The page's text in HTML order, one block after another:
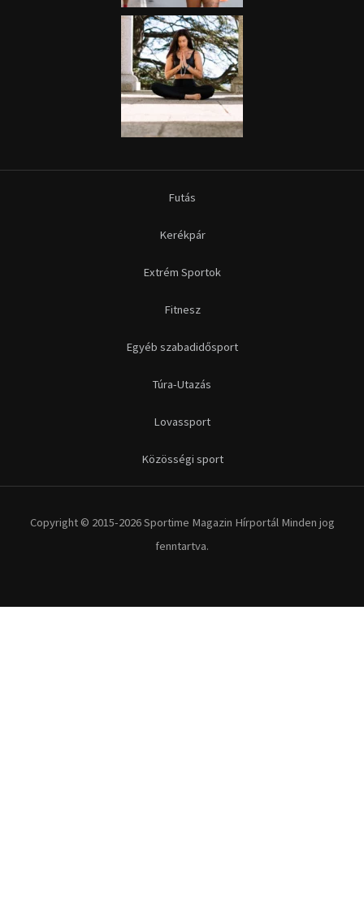
Futás
Kerékpár
Extrém Sportok
Fitnesz
Egyéb szabadidősport
Túra-Utazás
Lovassport
Közösségi sport
Copyright © 2015-2026 Sportime Magazin Hírportál Minden jog
fenntartva.